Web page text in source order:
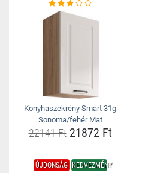
Konyhaszekrény Smart 31g
Sonoma/fehér Mat
22141 Ft21872 Ft
ÚJDONSÁG KEDVEZMÉNY